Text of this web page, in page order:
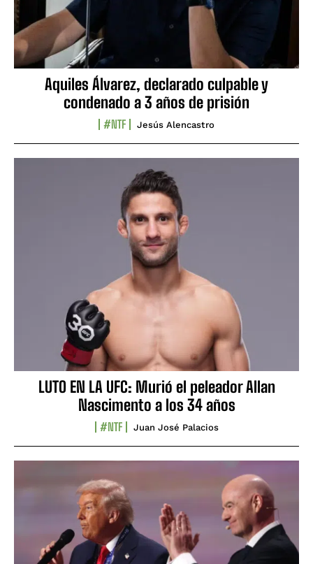
Aquiles Álvarez, declarado culpable y
condenado a 3 años de prisión
#NTF Jesús Alencastro
LUTO EN LA UFC: Murió el peleador Allan
Nascimento a los 34 años
#NTF Juan José Palacios